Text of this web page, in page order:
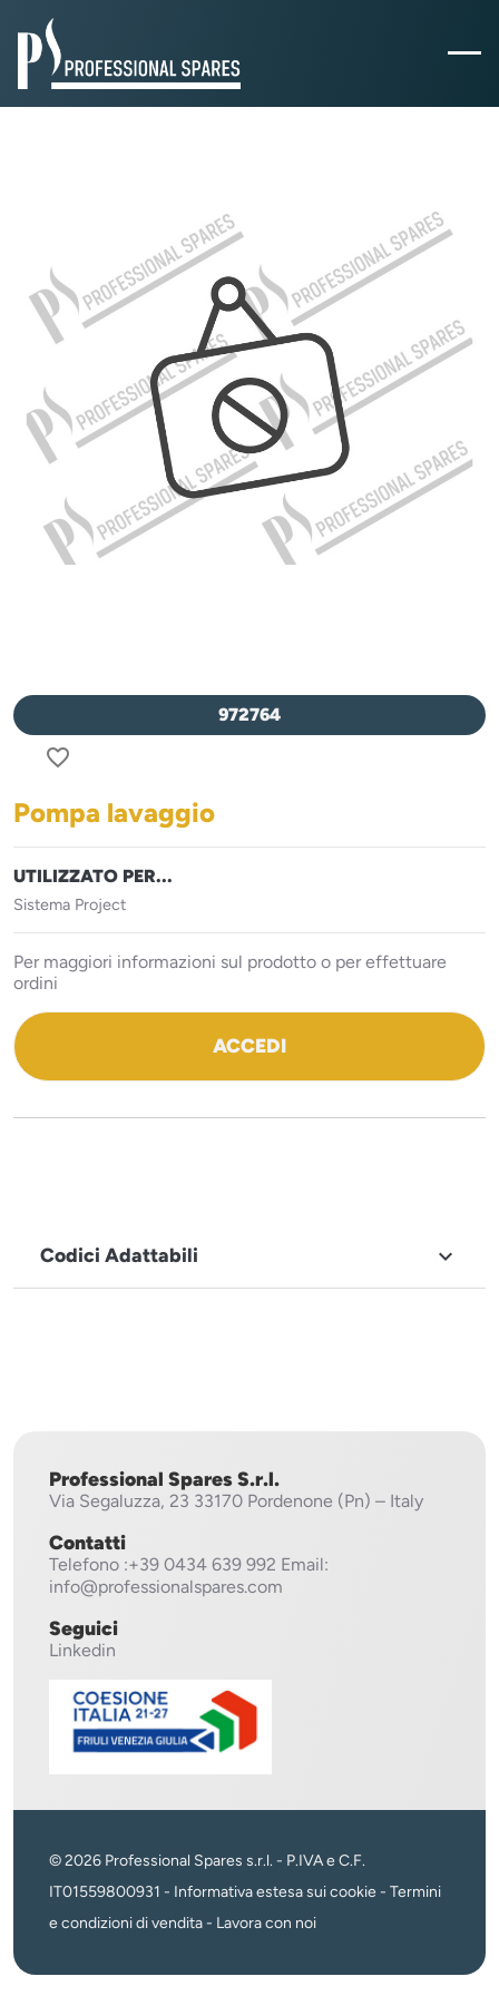
972764
favorite_border
Pompa lavaggio
UTILIZZATO PER...
Sistema Project
Per maggiori informazioni sul prodotto o per effettuare
ordini
ACCEDI
Codici Adattabili 
Professional Spares S.r.l.
Via Segaluzza, 23 33170 Pordenone (Pn) – Italy
Contatti
Telefono :+39 0434 639 992 Email:
info@professionalspares.com
Seguici
Linkedin
© 2026 Professional Spares s.r.l. - P.IVA e C.F.
IT01559800931 - Informativa estesa sui cookie - Termini
e condizioni di vendita- Lavora con noi